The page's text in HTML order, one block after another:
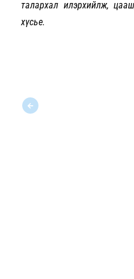
талархал илэрхийлж,
хүсье.